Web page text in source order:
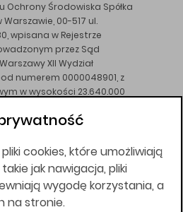
Ochrony Środowiska Spółka
00-517 ul.
wpisana w Rejestrze
przez Sąd
XII Wydział
numerem 0000048901, z
w wysokości 23.640.000
zezwolenia KNF z dnia
na niniejszej stronie w tym
inwestycyjnych nie są
miejsce
w Stanach
cookies, które umożliwiają
jak nawigacja, pliki
wygodę korzystania, a
na stronie.